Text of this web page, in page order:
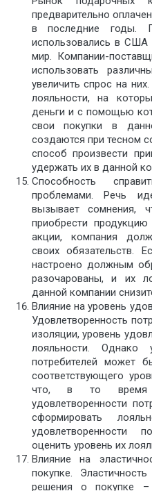
предварительно
в последние годы.
использовались в США
мир. Компании-
использовать
увеличить спрос на
лояльности, на
деньги и с помощью
свои покупки в
создаются при тесном
способ произвести
удержать их в данной
Способность
проблемами. Речь
вызывает сомнения,
приобрести
акции, компания
своих обязательств.
настроено должным
разочарованы, и их
данной компании
Влияние на уровень
Удовлетворенность
изоляции, уровень
лояльности. Однако
потребителей может
соответствующего
что, в то время
удовлетворенности
сформировать
удовлетворенности
оценить уровень их
Влияние на
покупке.
решения о покупке –